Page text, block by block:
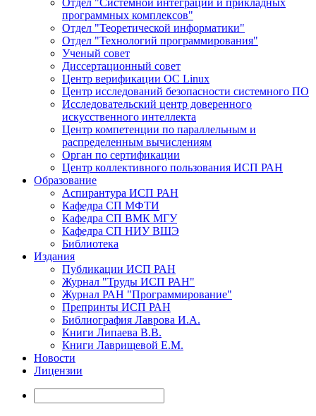
Отдел "Системной интеграции и прикладных
программных комплексов"
Отдел "Теоретической информатики"
Отдел "Технологий программирования"
Ученый совет
Диссертационный совет
Центр верификации ОС Linux
Центр исследований безопасности системного ПО
Исследовательский центр доверенного
искусственного интеллекта
Центр компетенции по параллельным и
распределенным вычислениям
Орган по сертификации
Центр коллективного пользования ИСП РАН
Образование
Аспирантура ИСП РАН
Кафедра СП МФТИ
Кафедра СП ВМК МГУ
Кафедра СП НИУ ВШЭ
Библиотека
Издания
Публикации ИСП РАН
Журнал "Труды ИСП РАН"
Журнал РАН "Программирование"
Препринты ИСП РАН
Библиография Лаврова И.А.
Книги Липаева В.В.
Книги Лаврищевой Е.М.
Новости
Лицензии